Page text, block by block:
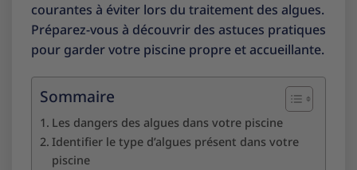
courantes à éviter lors du traitement des algues.
Préparez-vous à découvrir des astuces pratiques
pour garder votre piscine propre et accueillante.
Sommaire
Les dangers des algues dans votre piscine
Identifier le type d’algues présent dans votre
piscine